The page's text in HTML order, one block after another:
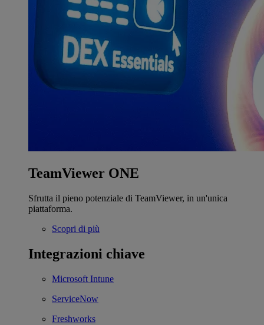
TeamViewer ONE
Sfrutta il pieno potenziale di TeamViewer, in un'unica
piattaforma.
Scopri di più
Integrazioni chiave
Microsoft Intune
ServiceNow
Freshworks